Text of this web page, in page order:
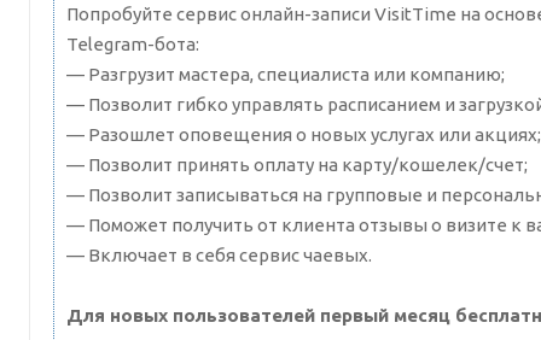
Попробуйте сервис онлайн-записи VisitTime на
Telegram-бота:
— Разгрузит мастера, специалиста или компанию;
— Позволит гибко управлять расписанием и
— Разошлет оповещения о новых услугах или акциях;
— Позволит принять оплату на карту/кошелек/счет;
— Позволит записываться на групповые и
— Поможет получить от клиента отзывы о визите к
— Включает в себя сервис чаевых.
Для новых пользователей первый месяц